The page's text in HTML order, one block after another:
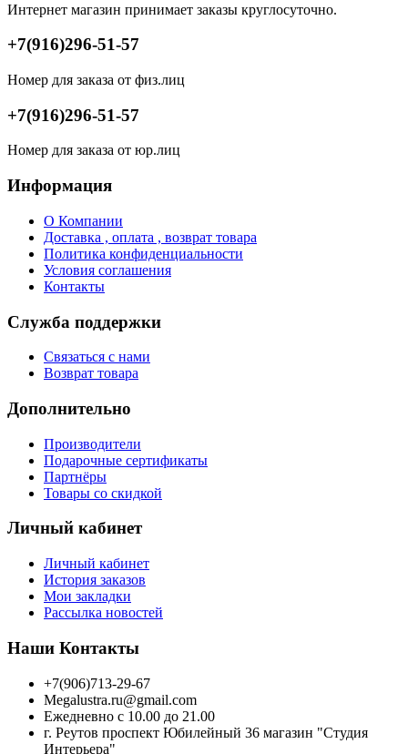
Интернет магазин принимает заказы круглосуточно.
+7(916)296-51-57
Номер для заказа от физ.лиц
+7(916)296-51-57
Номер для заказа от юр.лиц
Информация
О Компании
Доставка , оплата , возврат товара
Политика конфиденциальности
Условия соглашения
Контакты
Служба поддержки
Связаться с нами
Возврат товара
Дополнительно
Производители
Подарочные сертификаты
Партнёры
Товары со скидкой
Личный кабинет
Личный кабинет
История заказов
Мои закладки
Рассылка новостей
Наши Контакты
+7(906)713-29-67
Megalustra.ru@gmail.com
Ежедневно с 10.00 до 21.00
г. Реутов проспект Юбилейный 36 магазин "Студия
Интерьера"